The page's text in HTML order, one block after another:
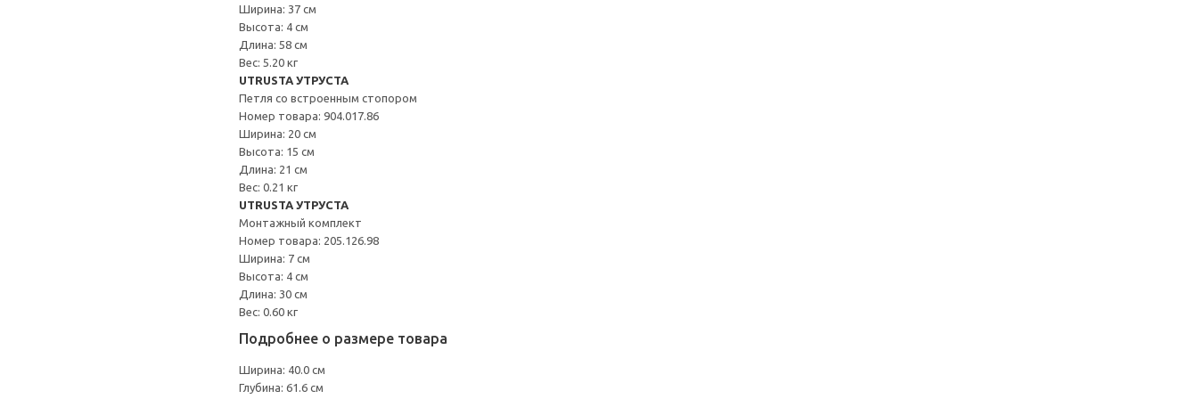
Ширина: 37 см
Высота: 4 см
Длина: 58 см
Вес: 5.20 кг
UTRUSTA УТРУСТА
Петля со встроенным стопором
Номер товара: 904.017.86
Ширина: 20 см
Высота: 15 см
Длина: 21 см
Вес: 0.21 кг
UTRUSTA УТРУСТА
Монтажный комплект
Номер товара: 205.126.98
Ширина: 7 см
Высота: 4 см
Длина: 30 см
Вес: 0.60 кг
Подробнее о размере товара
Ширина: 40.0 см
Глубина: 61.6 см